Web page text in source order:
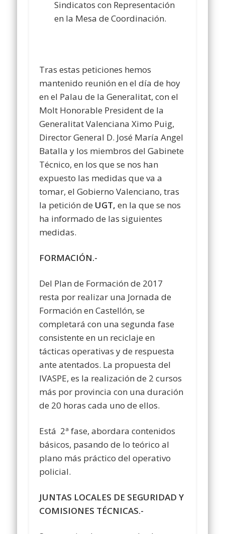
Sindicatos con Representación
en la Mesa de Coordinación.
Tras estas peticiones hemos
mantenido reunión en el día de hoy
en el Palau de la Generalitat, con el
Molt Honorable President de la
Generalitat Valenciana Ximo Puig,
Director General D. José María Angel
Batalla y los miembros del Gabinete
Técnico, en los que se nos han
expuesto las medidas que va a
tomar, el Gobierno Valenciano, tras
la petición de UGT,en la que se nos
ha informado de las siguientes
medidas.
FORMACIÓN.-
Del Plan de Formación de 2017
resta por realizar una Jornada de
Formación en Castellón, se
completará con una segunda fase
consistente en un reciclaje en
tácticas operativas y de respuesta
ante atentados. La propuesta del
IVASPE, es la realización de 2 cursos
más por provincia con una duración
de 20 horas cada uno de ellos.
Está 2ª fase, abordara contenidos
básicos, pasando de lo teórico al
plano más práctico del operativo
policial.
JUNTAS LOCALES DE SEGURIDAD Y
COMISIONES TÉCNICAS.-